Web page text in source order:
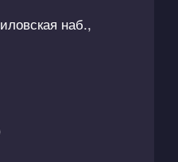
наб.,